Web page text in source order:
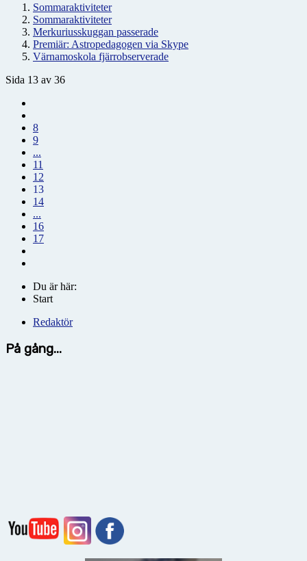
Sommaraktiviteter
Sommaraktiviteter
Merkuriusskuggan passerade
Premiär: Astropedagogen via Skype
Värnamoskola fjärrobserverade
Sida 13 av 36
8
9
...
11
12
13
14
...
16
17
Du är här:
Start
Redaktör
På gång...